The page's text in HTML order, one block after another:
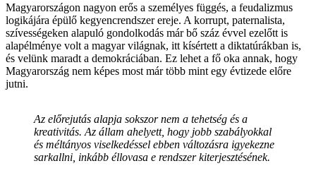
Magyarországon nagyon erős a személyes függés, a feudalizmus
logikájára épülő kegyencrendszer ereje. A korrupt, paternalista,
szívességeken alapuló gondolkodás már bő száz évvel ezelőtt is
alapélménye volt a magyar világnak, itt kísértett a diktatúrákban is,
és velünk maradt a demokráciában. Ez lehet a fő oka annak, hogy
Magyarország nem képes most már több mint egy évtizede előre
jutni.
Az előrejutás alapja sokszor nem a tehetség és a
kreativitás. Az állam ahelyett, hogy jobb szabályokkal
és méltányos viselkedéssel ebben változásra igyekezne
sarkallni, inkább éllovasa e rendszer kiterjesztésének.